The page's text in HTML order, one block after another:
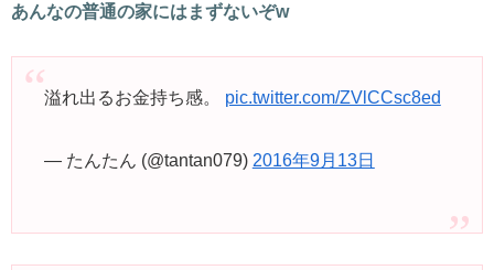
あんなの普通の家にはまずないぞw
溢れ出るお金持ち感。 pic.twitter.com/ZVlCCsc8ed
— たんたん (@tantan079) 2016年9月13日